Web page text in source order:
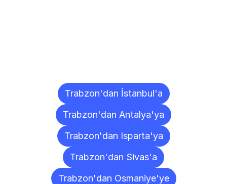
Trabzon'dan İstanbul'a
Trabzon'dan Antalya'ya
Trabzon'dan Isparta'ya
Trabzon'dan Sivas'a
Trabzon'dan Osmaniye'ye